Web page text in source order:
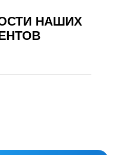
НАШИХ